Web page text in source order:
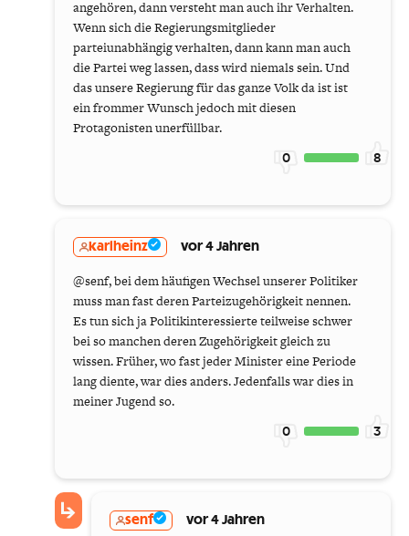
angehören, dann versteht man auch ihr Verhalten.
Wenn sich die Regierungsmitglieder
parteiunabhängig verhalten, dann kann man auch
die Partei weg lassen, dass wird niemals sein. Und
das unsere Regierung für das ganze Volk da ist ist
ein frommer Wunsch jedoch mit diesen
Protagonisten unerfüllbar.
0 8
karlheinz vor 4 Jahren
@senf, bei dem häufigen Wechsel unserer Politiker
muss man fast deren Parteizugehörigkeit nennen.
Es tun sich ja Politikinteressierte teilweise schwer
bei so manchen deren Zugehörigkeit gleich zu
wissen. Früher, wo fast jeder Minister eine Periode
lang diente, war dies anders. Jedenfalls war dies in
meiner Jugend so.
0 3
senf vor 4 Jahren